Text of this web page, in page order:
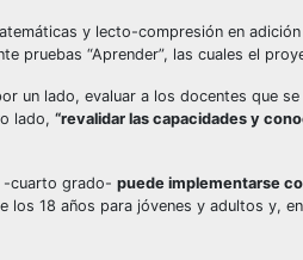
y lecto-compresión en
pruebas “Aprender”, las cuales el
un lado, evaluar a los docentes que
lado, “revalidar las capacidades y
-cuarto grado- puede implementarse
18 años para jóvenes y adultos y,